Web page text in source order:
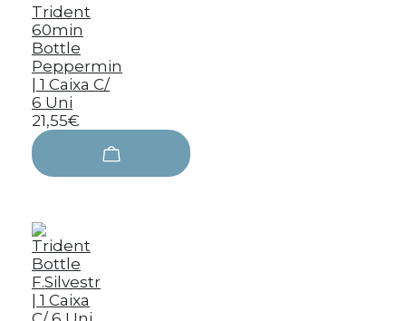
Trident
60min
Bottle
Peppermin
| 1 Caixa C/
6 Uni
21,55€